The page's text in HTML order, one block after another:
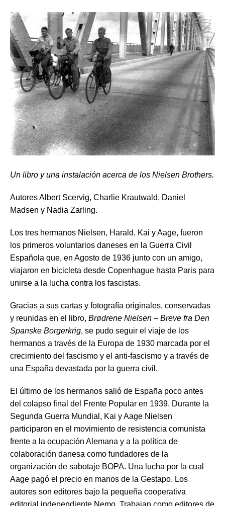
Un libro y una instalación acerca de los Nielsen Brothers.
Autores Albert Scervig, Charlie Krautwald, Daniel
Madsen y Nadia Zarling.
Los tres hermanos Nielsen, Harald, Kai y Aage, fueron
los primeros voluntarios daneses en la Guerra Civil
Española que, en Agosto de 1936 junto con un amigo,
viajaron en bicicleta desde Copenhague hasta Paris para
unirse a la lucha contra los fascistas.
Gracias a sus cartas y fotografía originales, conservadas
y reunidas en el libro, Brødrene Nielsen – Breve fra Den
Spanske Borgerkrig, se pudo seguir el viaje de los
hermanos a través de la Europa de 1930 marcada por el
crecimiento del fascismo y el anti-fascismo y a través de
una España devastada por la guerra civil.
El último de los hermanos salió de España poco antes
del colapso final del Frente Popular en 1939. Durante la
Segunda Guerra Mundial, Kai y Aage Nielsen
participaron en el movimiento de resistencia comunista
frente a la ocupación Alemana y a la política de
colaboración danesa como fundadores de la
organización de sabotaje BOPA. Una lucha por la cual
Aage pagó el precio en manos de la Gestapo. Los
autores son editores bajo la pequeña cooperativa
editorial independiente Nemo. Trabajan como editores de